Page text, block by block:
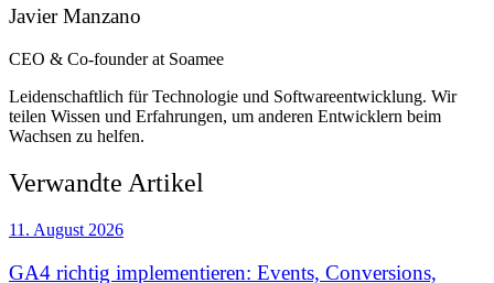
Javier Manzano
CEO & Co-founder at Soamee
Leidenschaftlich für Technologie und Softwareentwicklung. Wir
teilen Wissen und Erfahrungen, um anderen Entwicklern beim
Wachsen zu helfen.
Verwandte Artikel
11. August 2026
GA4 richtig implementieren: Events, Conversions,